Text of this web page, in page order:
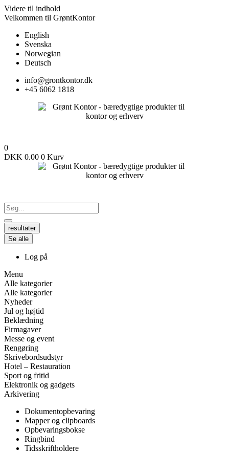
Videre til indhold
Velkommen til GrøntKontor
English
Svenska
Norwegian
Deutsch
info@grontkontor.dk
+45 6062 1818
0
DKK 0.00 0 Kurv
resultater
Se alle
Log på
Menu
Alle kategorier
Alle kategorier
Nyheder
Jul og højtid
Beklædning
Firmagaver
Messe og event
Rengøring
Skrivebordsudstyr
Hotel – Restauration
Sport og fritid
Elektronik og gadgets
Arkivering
Dokumentopbevaring
Mapper og clipboards
Opbevaringsbokse
Ringbind
Tidsskriftholdere